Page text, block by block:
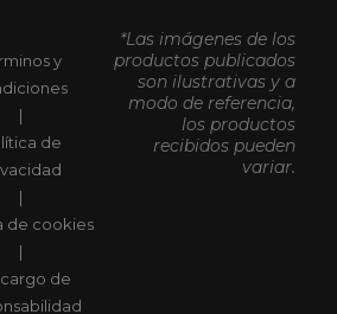
y
|
de
|
de cookies
|
de
*Las imágenes de los
productos publicados
son ilustrativas y a
modo de referencia,
los productos
recibidos pueden
variar.